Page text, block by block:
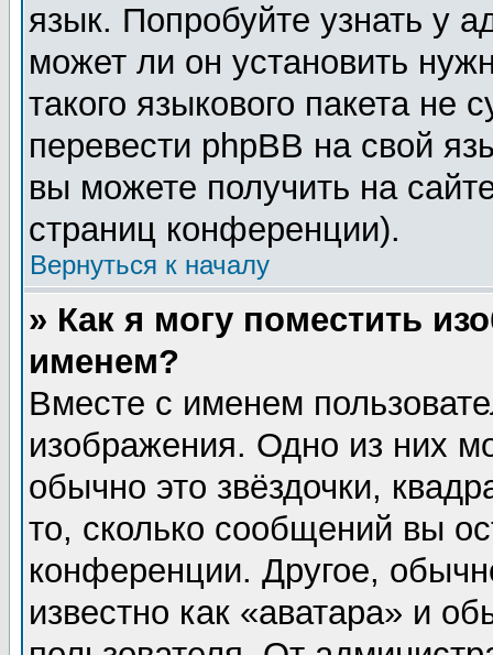
язык. Попробуйте узнать у
может ли он установить
такого языкового пакета не
перевести phpBB на свой
вы можете получить на
страниц конференции).
Вернуться к началу
» Как я могу поместить
именем?
Вместе с именем
изображения. Одно из них
обычно это звёздочки,
то, сколько сообщений вы
конференции. Другое,
известно как «аватара» и